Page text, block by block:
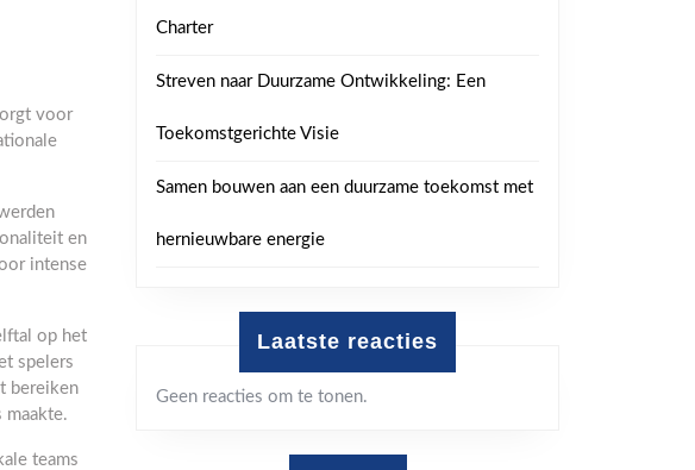
voor
en
intense
op het
spelers
bereiken
teams
Charter
Streven naar Duurzame Ontwikkeling: Een
Toekomstgerichte Visie
Samen bouwen aan een duurzame toekomst met
hernieuwbare energie
Laatste reacties
Geen reacties om te tonen.